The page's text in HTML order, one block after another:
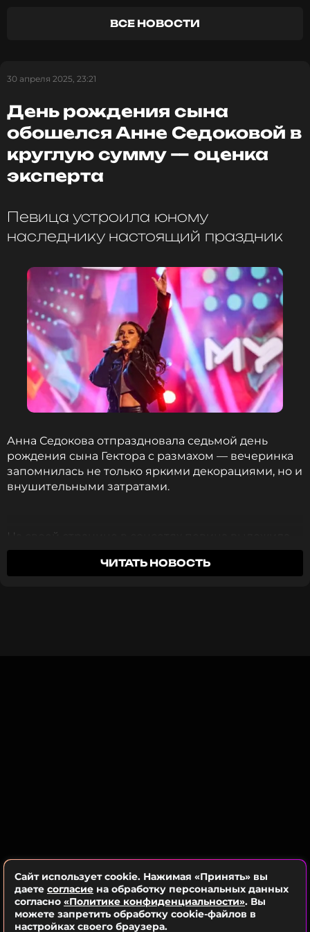
ПОДПИСАТЬСЯ
ВСЕ НОВОСТИ
30 апреля 2025, 23:21
День рождения сына
обошелся Анне Седоковой в
круглую сумму — оценка
эксперта
Певица устроила юному
наследнику настоящий праздник
Анна Седокова отпраздновала седьмой день
рождения сына Гектора с размахом — вечеринка
запомнилась не только яркими декорациями, но и
внушительными затратами.
На своей странице в соцсетях певица выложила
видео с праздника, где видно, как Гектор и его
друзья весело проводят время среди тщательно
Биография, последние новости
и многое другое >
Telegram-канал«Звездач»обратился за
ЧИТАТЬ НОВОСТЬ
Сайт использует cookie. Нажимая «Принять» вы
даете согласие на обработку персональных данных
согласно «Политике конфиденциальности». Вы
можете запретить обработку cookie-файлов в
настройках своего браузера.